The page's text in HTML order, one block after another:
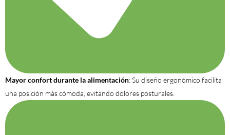
Mayor confort durante la alimentación: Su diseño ergonómico facilita
una posición más cómoda, evitando dolores posturales.